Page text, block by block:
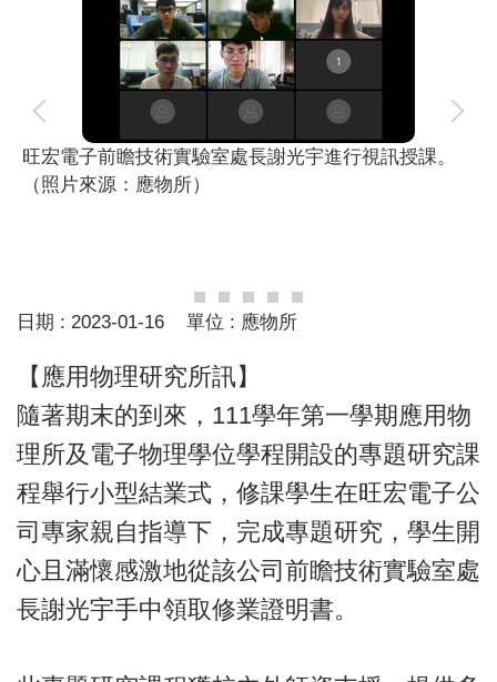
旺宏電子前瞻技術實驗室處長謝光宇進行視訊授課。
（照片來源：應物所）
日期 : 2023-01-16 單位 : 應物所
【應用物理研究所訊】
隨著期末的到來，111學年第一學期應用物
理所及電子物理學位學程開設的專題研究課
程舉行小型結業式，修課學生在旺宏電子公
司專家親自指導下，完成專題研究，學生開
心且滿懷感激地從該公司前瞻技術實驗室處
長謝光宇手中領取修業證明書。